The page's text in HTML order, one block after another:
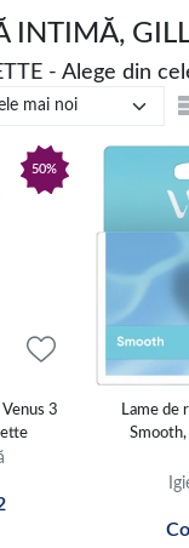
INTIMĂ,
- Alege din
50%
3
Lame de